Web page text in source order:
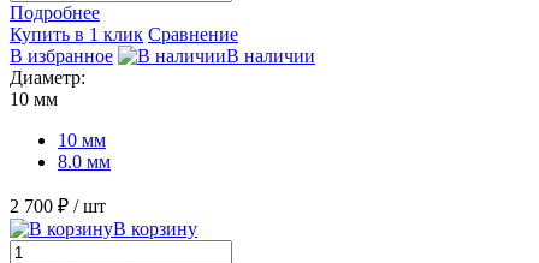
Подробнее
Купить в 1 клик Сравнение
В избранное
В наличии
Диаметр:
10 мм
10 мм
8.0 мм
2 700 ₽ / шт
В корзину